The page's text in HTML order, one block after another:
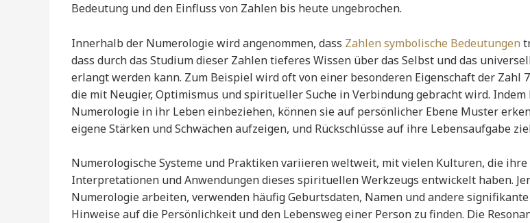
Bedeutung und den Einfluss von Zahlen bis heute ungebrochen.
Innerhalb der Numerologie wird angenommen, dass Zahlen symbolische Bedeutungen
dass durch das Studium dieser Zahlen tieferes Wissen über das Selbst und das
erlangt werden kann. Zum Beispiel wird oft von einer besonderen Eigenschaft der Zahl
die mit Neugier, Optimismus und spiritueller Suche in Verbindung gebracht wird. Indem
Numerologie in ihr Leben einbeziehen, können sie auf persönlicher Ebene Muster
eigene Stärken und Schwächen aufzeigen, und Rückschlüsse auf ihre Lebensaufgabe
Numerologische Systeme und Praktiken variieren weltweit, mit vielen Kulturen, die
Interpretationen und Anwendungen dieses spirituellen Werkzeugs entwickelt haben.
Numerologie arbeiten, verwenden häufig Geburtsdaten, Namen und andere
Hinweise auf die Persönlichkeit und den Lebensweg einer Person zu finden. Die